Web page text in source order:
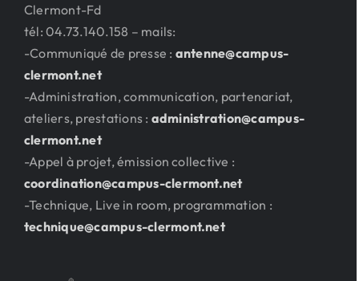
Clermont-Fd
tél: 04.73.140.158 – mails:
-Communiqué de presse : antenne@campus-
clermont.net
-Administration, communication, partenariat,
ateliers, prestations : administration@campus-
clermont.net
-Appel à projet, émission collective :
coordination@campus-clermont.net
-Technique, Live in room, programmation :
technique@campus-clermont.net